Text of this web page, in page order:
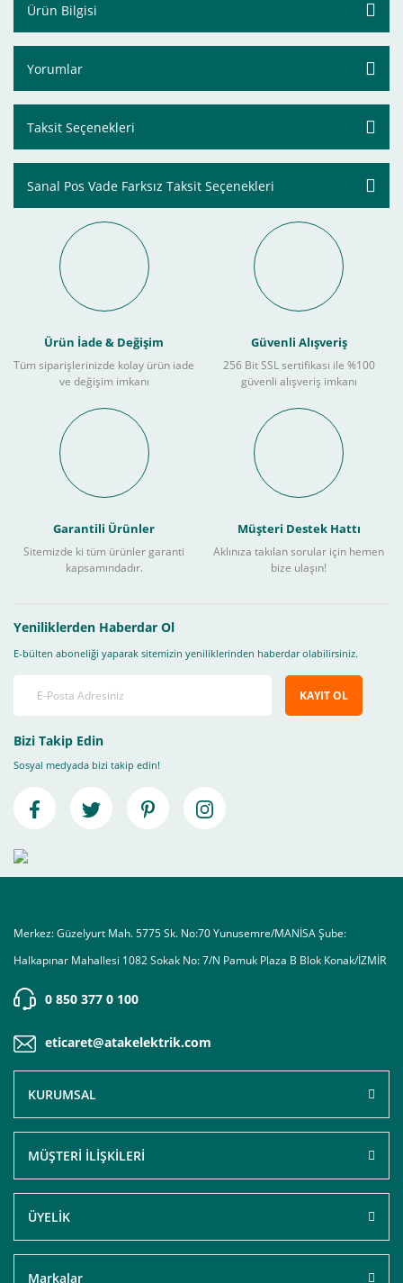
Ürün Bilgisi
Yorumlar
Taksit Seçenekleri
Sanal Pos Vade Farksız Taksit Seçenekleri
Ürün İade & Değişim
Tüm siparişlerinizde kolay ürün iade
ve değişim imkanı
Güvenli Alışveriş
256 Bit SSL sertifikası ile %100
güvenli alışveriş imkanı
Garantili Ürünler
Sitemizde ki tüm ürünler garanti
kapsamındadır.
Müşteri Destek Hattı
Aklınıza takılan sorular için hemen
bize ulaşın!
Yeniliklerden Haberdar Ol
E-bülten aboneliği yaparak sitemizin yeniliklerinden haberdar olabilirsiniz.
KAYIT OL
Bizi Takip Edin
Sosyal medyada bizi takip edin!
Merkez: Güzelyurt Mah. 5775 Sk. No:70 Yunusemre/MANİSA Şube:
Halkapınar Mahallesi 1082 Sokak No: 7/N Pamuk Plaza B Blok Konak/İZMİR
0 850 377 0 100
eticaret@atakelektrik.com
KURUMSAL
MÜŞTERİ İLİŞKİLERİ
ÜYELİK
Markalar